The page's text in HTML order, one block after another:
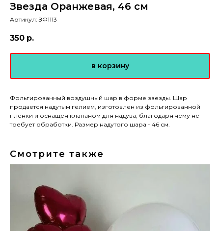
Звезда Оранжевая, 46 см
Артикул:ЗФ1113
350 р.
в корзину
Фольгированный воздушный шар в форме звезды. Шар
продается надутым гелием, изготовлен из фольгированной
пленки и оснащен клапаном для надува, благодаря чему не
требует обработки. Размер надутого шара - 46 см.
Смотрите также